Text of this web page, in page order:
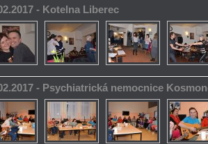
- Kotelna Liberec
- Psychiatrická nemocnice